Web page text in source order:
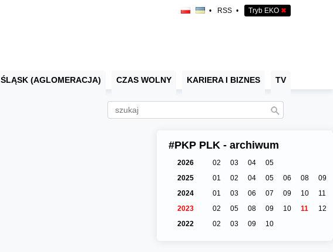
• RSS • Tryb EKO ✖
(AGLOMERACJA) CZAS WOLNY KARIERA I BIZNES TV
#PKP PLK - archiwum
2026 02 03 04
05
2025
01 02 04 05 06 08
09
2024
01 03 06 07 09 10
11
2023
02 05 08 09 10 11
12
2022
02 03 09 10